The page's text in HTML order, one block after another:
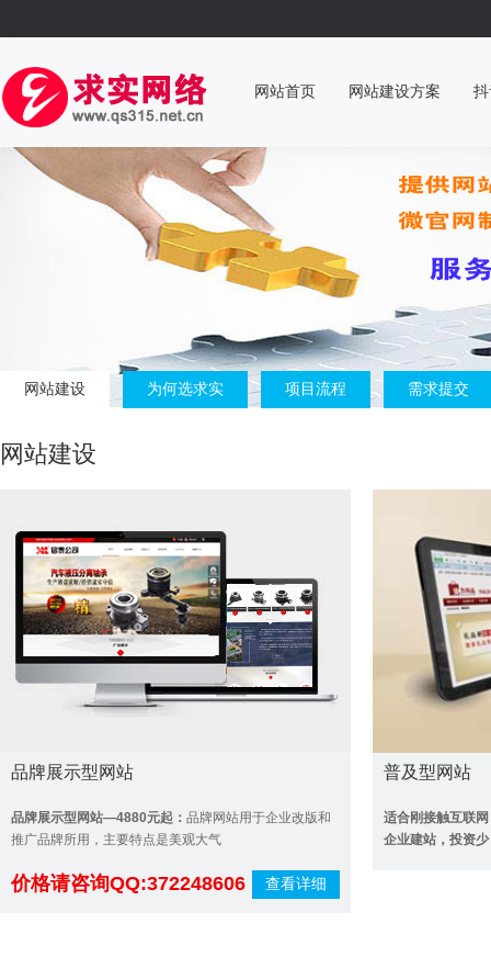
网站首页 网站建设方案 抖
网站建设 为何选求实 项目流程 需求提交
网站建设
品牌展示型网站
品牌展示型网站—4880元起： 品牌网站用于企业改版和
推广品牌所用，主要特点是美观大气
查看详细
价格请咨询QQ:372248606
普及型网站
适合刚接触互联
企业建站，投资